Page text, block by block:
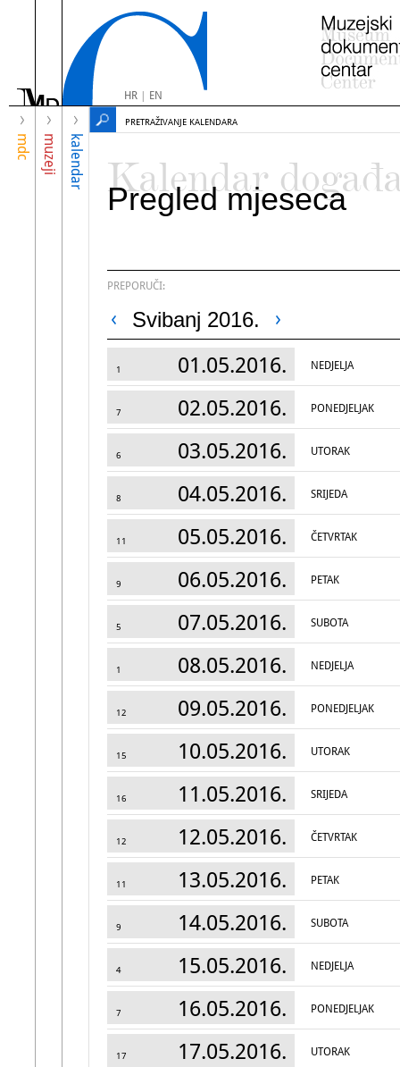
HR| EN
mdc muzeji kalendar
PRETRAŽIVANJE KALENDARA
Kalendar
Pregled mjeseca
PREPORUČI:
Svibanj 2016.
1 01.05.2016. NEDJELJA
7 02.05.2016. PONEDJELJAK
6 03.05.2016. UTORAK
8 04.05.2016. SRIJEDA
11 05.05.2016. ČETVRTAK
9 06.05.2016. PETAK
5 07.05.2016. SUBOTA
1 08.05.2016. NEDJELJA
12 09.05.2016. PONEDJELJAK
15 10.05.2016. UTORAK
16 11.05.2016. SRIJEDA
12 12.05.2016. ČETVRTAK
11 13.05.2016. PETAK
9 14.05.2016. SUBOTA
4 15.05.2016. NEDJELJA
7 16.05.2016. PONEDJELJAK
17 17.05.2016. UTORAK